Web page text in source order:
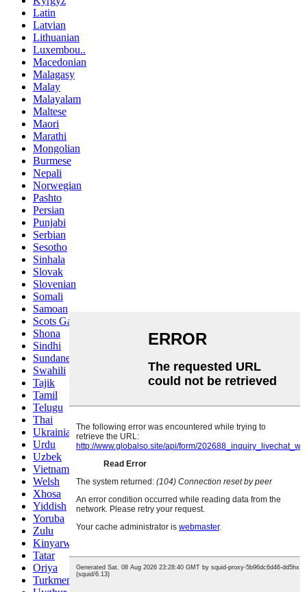
Latin
Latvian
Lithuanian
Luxembou..
Macedonian
Malagasy
Malay
Malayalam
Maltese
Maori
Marathi
Mongolian
Burmese
Nepali
Norwegian
Pashto
Persian
Punjabi
Serbian
Sesotho
Sinhala
Slovak
Slovenian
Somali
Samoan
Scots Gaelic
Shona
Sindhi
Sundanese
Swahili
Tajik
Tamil
Telugu
Thai
Ukrainian
Urdu
Uzbek
Vietnamese
Welsh
Xhosa
Yiddish
Yoruba
Zulu
Kinyarwanda
Tatar
Oriya
Turkmen